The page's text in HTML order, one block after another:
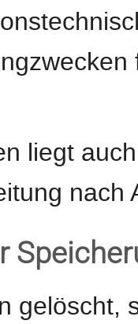
liegt
nach
gelöscht,